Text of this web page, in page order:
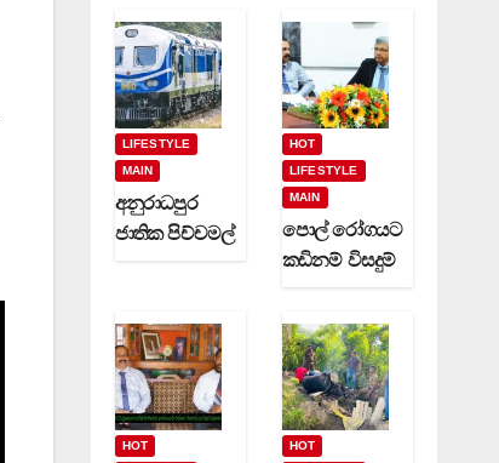
රචිත නවක
ග්‍රන්ථ දෙකක්
(video)
ප්‍රේමකුමාර
වෙදමහතා
(video)
LIFESTYLE
MAIN
අනුරාධපුර
ජාතික පිච්චමල්
ගමන් වාර
කිහිපයක්
ධාවනයට…
HOT
LIFESTYLE
MAIN
පොල් රෝගයට
කඩිනම් විසදුම්
රක්ෂණාවරණ
යක් (video)
HOT
HOT